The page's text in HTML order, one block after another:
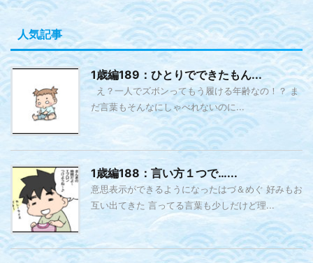
人気記事
1歳編189：ひとりでできたもん...
え？一人でズボンってもう履ける年齢なの！？ ま
だ言葉もそんなにしゃべれないのに...
1歳編188：言い方１つで…...
意思表示ができるようになったはづ＆めぐ 好みもお
互い出てきた 言ってる言葉も少しだけど理...